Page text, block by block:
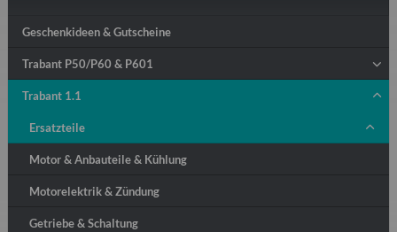
Geschenkideen & Gutscheine
Trabant P50/P60 & P601
Trabant 1.1
Ersatzteile
Motor & Anbauteile & Kühlung
Motorelektrik & Zündung
Getriebe & Schaltung